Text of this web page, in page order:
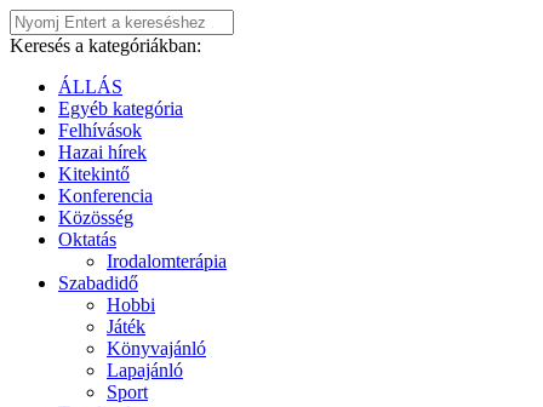
Keresés a kategóriákban:
ÁLLÁS
Egyéb kategória
Felhívások
Hazai hírek
Kitekintő
Konferencia
Közösség
Oktatás
Irodalomterápia
Szabadidő
Hobbi
Játék
Könyvajánló
Lapajánló
Sport